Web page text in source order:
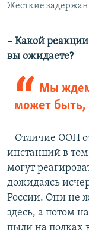
Жесткие
– Какой
вы ожидаете?
Мы
может быть,
– Отличие ООН
инстанций в
могут
дожидаясь
России. Они не
здесь, а потом
пыли на полках